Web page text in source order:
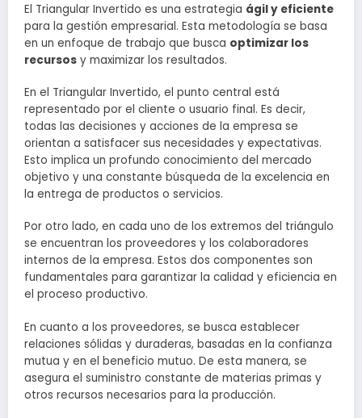
El Triangular Invertido es una estrategia ágil y eficiente
para la gestión empresarial. Esta metodología se basa
en un enfoque de trabajo que busca optimizar los
recursos y maximizar los resultados.
En el Triangular Invertido, el punto central está
representado por el cliente o usuario final. Es decir,
todas las decisiones y acciones de la empresa se
orientan a satisfacer sus necesidades y expectativas.
Esto implica un profundo conocimiento del mercado
objetivo y una constante búsqueda de la excelencia en
la entrega de productos o servicios.
Por otro lado, en cada uno de los extremos del triángulo
se encuentran los proveedores y los colaboradores
internos de la empresa. Estos dos componentes son
fundamentales para garantizar la calidad y eficiencia en
el proceso productivo.
En cuanto a los proveedores, se busca establecer
relaciones sólidas y duraderas, basadas en la confianza
mutua y en el beneficio mutuo. De esta manera, se
asegura el suministro constante de materias primas y
otros recursos necesarios para la producción.